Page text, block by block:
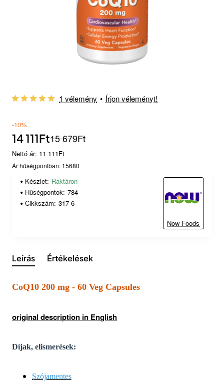
1 vélemény • Írjon véleményt!
-10%
14 111Ft15 679Ft
Nettó ár: 11 111Ft
Ár hűségpontban: 15680
Készlet: Raktáron
Hűségpontok: 784
Cikkszám: 317-6
Now Foods
Leírás Értékelések
CoQ10 200 mg - 60 Veg Capsules
original description in English
Díjak, elismerések:
Szójamentes